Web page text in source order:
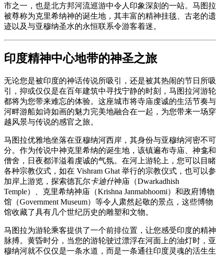
市之一，也是北方邦河流巡游中令人印象深刻的一站。马图拉
被尊称为克里希纳神的诞生地，其丰富的精神挂毯、古老的遗
迹以及与亚穆纳圣水的永恒联系令游客着迷。
印度精神中心地带的神圣之旅
无论您是被印度的神话传说所吸引，还是被其热闹的节日所吸
引，抑或仅仅是在百年建筑中寻找宁静的时刻，马图拉河游轮
都将为您带来难忘的体验。这座城市将寺庙虔诚的生活节奏与
河畔游船如诗如画的魅力完美地融合在一起，为您带来一场穿
越风景与传说的感官之旅。
马图拉优雅地坐落在亚穆纳河西岸，其身份与亚穆纳河密不可
分。作为传说中神克里希纳的诞生地，该镇遍布寺庙、神龛和
僧舍，日夜都洋溢着虔诚的气氛。在河上游轮上，您可以目睹
各种宗教仪式，如在 Vishram Ghat 举行的宗教仪式，也可以参
加岸上游览，探索德瓦尔卡迪什神庙（Dwarkadhish
Temple）、克里希纳神庙（Krishna Janmabhoomi）和政府博物
馆（Government Museum）等令人肃然起敬的景点，这些博物
馆收藏了具有几个世纪历史的雕塑和文物。
马图拉为游轮乘客提供了一个前排位置，让您感受印度的精神
脉搏。黄昏时分，当您的游轮驶过漂浮在河面上的油灯时，亚
穆纳河就不仅仅是一条水道，而是一条通往印度灵魂的活生生